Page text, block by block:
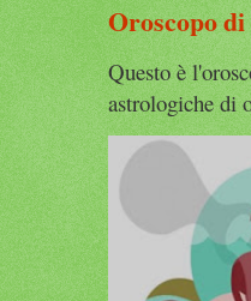
Oroscopo di
Questo è
astrologiche di